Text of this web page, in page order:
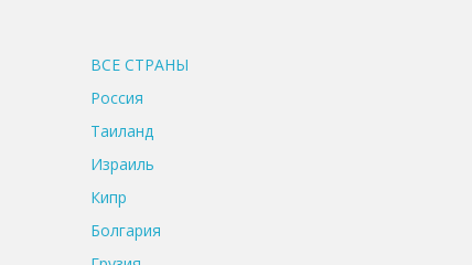
ВСЕ CТРАНЫ
Россия
Таиланд
Израиль
Кипр
Болгария